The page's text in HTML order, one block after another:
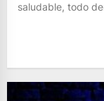
saludable, todo